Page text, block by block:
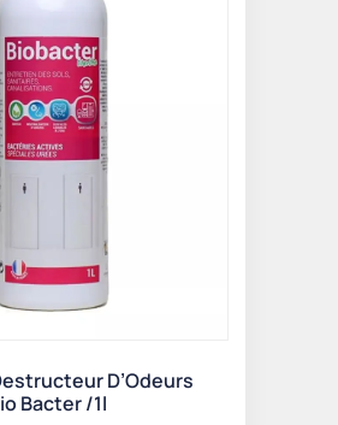
D’Odeurs
Bacter /1l